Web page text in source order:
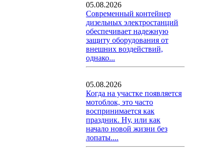
05.08.2026
Современный контейнер
дизельных электростанций
обеспечивает надежную
защиту оборудования от
внешних воздействий,
однако...
05.08.2026
Когда на участке появляется
мотоблок, это часто
воспринимается как
праздник. Ну, или как
начало новой жизни без
лопаты....